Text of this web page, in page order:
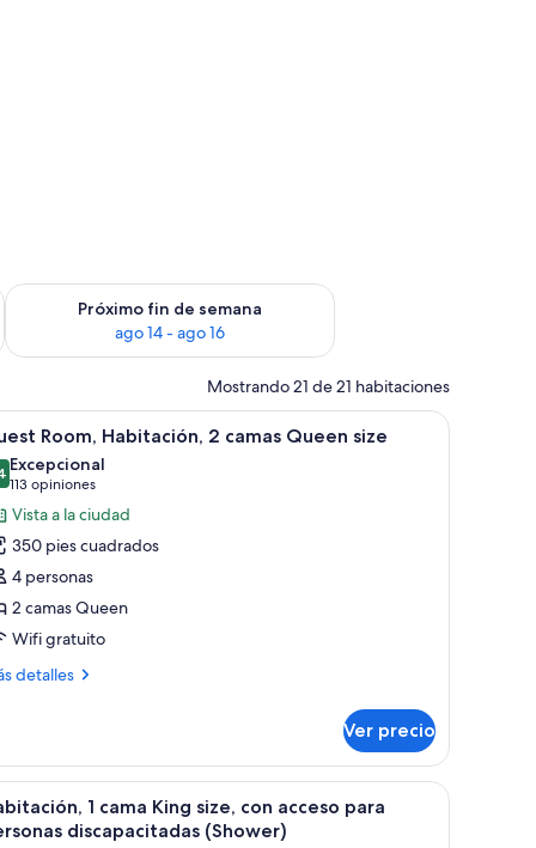
semana ago 7 - ago 9
Próximo fin de semana
ago 14 - ago 16
Consulta la disponibilidad para el próximo fin de semana ago
Mostrando 21 de 21 habitaciones
y televisión. Habitación de hotel con dos camas, un
10 Room, Habitación, 2 camas Queen size
de 10
Excepcional
113 opiniones
(113
opiniones)
Vista a la ciudad
350 pies cuadrados
4 personas
2 camas Queen
Wifi gratuito
detalles
Ver precio
con lámpara, silla, televisión y minibar.Habitación de hotel con cama, sofá,
5
1 cama King size, con acceso para
discapacitadas (Shower)